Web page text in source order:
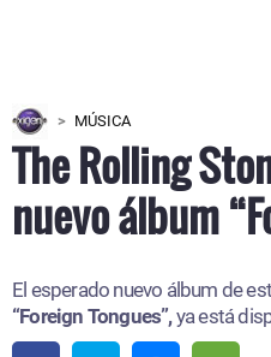
MÚSICA
The Rolling
nuevo álbum
El esperado nuevo álbum de
“Foreign Tongues”,ya está